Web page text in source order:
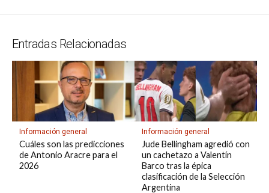
p
k
n
k
ar
tir
Entradas Relacionadas
Información general
Cuáles son las predicciones
de Antonio Aracre para el
2026
Información general
Jude Bellingham agredió con
un cachetazo a Valentín
Barco tras la épica
clasificación de la Selección
Argentina